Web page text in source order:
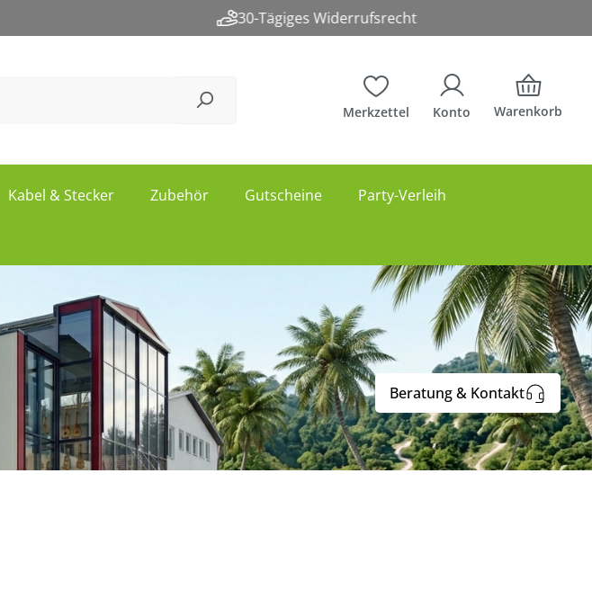
Merkzettel Konto Warenkorb
Kabel & Stecker Zubehör Gutscheine
Party-Verleih
Beratung & Kontakt